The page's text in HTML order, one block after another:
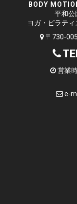
BODY
平和公
ヨガ・ピラテ
〒730-
営業
e-